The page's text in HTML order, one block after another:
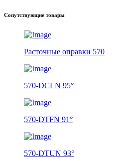
Сопутствующие товары
Расточные оправки 570
570-DCLN 95°
570-DTFN 91°
570-DTUN 93°